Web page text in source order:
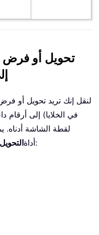
تحويل أو فرض
لنقل إنك تريد تحويل أو
في الخلايا) إلى
لقطة الشاشة أدناه.
أداةعلى النحو التالي: